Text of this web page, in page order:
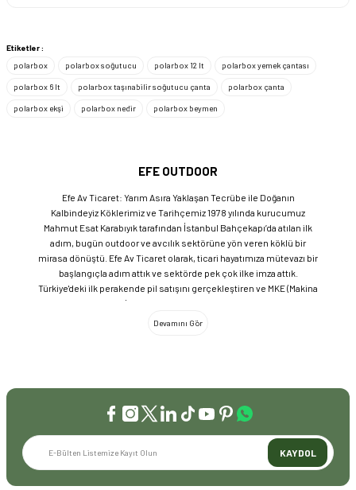
Etiketler :
polarbox
polarbox soğutucu polarbox 12 lt polarbox yemek çantası
polarbox 6 lt polarbox taşınabilir soğutucu çanta polarbox çanta
polarbox ekşi polarbox nedir polarbox beymen
EFE OUTDOOR
Efe Av Ticaret: Yarım Asıra Yaklaşan Tecrübe ile Doğanın
Kalbindeyiz Köklerimiz ve Tarihçemiz 1978 yılında kurucumuz
Mahmut Esat Karabıyık tarafından İstanbul Bahçekapı’da atılan ilk
adım, bugün outdoor ve avcılık sektörüne yön veren köklü bir
mirasa dönüştü. Efe Av Ticaret olarak, ticari hayatımıza mütevazı bir
başlangıçla adım attık ve sektörde pek çok ilke imza attık.
Türkiye'deki ilk perakende pil satışını gerçekleştiren ve MKE (Makina
ve Kimya Endüstrisi) üretimi ürünleri satan ilk bayilerden biri olma
gururunu taşıyoruz. 1981 yılında Eminönü’nde açtığımız ve mülkiyeti
kurarak tüm Türkiye'ye hizmet vermeye başladık. 2016: Kadıköy
mağazamızın ve şimdiki Genel Merkezimizin açılışını
gerçekleştirdik. Global Markalar ve Yerli Üretim Gücü Yaklaşık
20'nin üzerinde dünya markasını Türkiye'ye getirerek outdoor
tutkunlarıyla buluşturuyoruz. Sadece ithalatla sınırlı kalmayıp;
EFEARMS, BUSHCRAFTFEST ve EFEAV tescilli markalarımızla
KAYDOL